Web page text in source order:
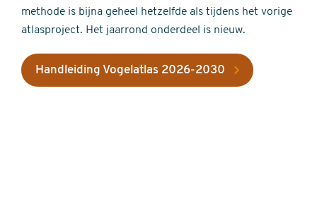
methode is bijna geheel hetzelfde als tijdens het vorige
atlasproject. Het jaarrond onderdeel is nieuw.
Handleiding Vogelatlas 2026-2030